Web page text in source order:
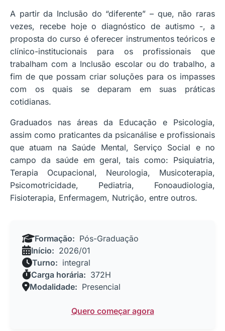
A partir da Inclusão do “diferente” – que, não raras
vezes, recebe hoje o diagnóstico de autismo -, a
proposta do curso é oferecer instrumentos teóricos e
clínico-institucionais para os profissionais que
trabalham com a Inclusão escolar ou do trabalho, a
fim de que possam criar soluções para os impasses
com os quais se deparam em suas práticas
cotidianas.
Graduados nas áreas da Educação e Psicologia,
assim como praticantes da psicanálise e profissionais
que atuam na Saúde Mental, Serviço Social e no
campo da saúde em geral, tais como: Psiquiatria,
Terapia Ocupacional, Neurologia, Musicoterapia,
Psicomotricidade, Pediatria, Fonoaudiologia,
Fisioterapia, Enfermagem, Nutrição, entre outros.
Formação: Pós-Graduação
Início: 2026/01
Turno: integral
Carga horária: 372H
Modalidade: Presencial
Quero começar agora